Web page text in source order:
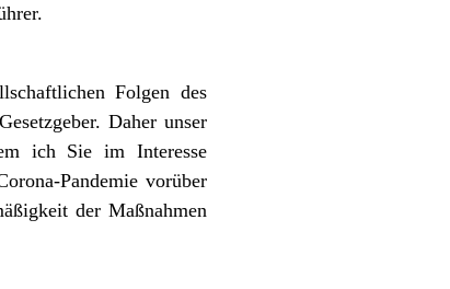
Folgen des
Daher unser
ich Sie im Interesse
Pandemie vorüber
der Maßnahmen